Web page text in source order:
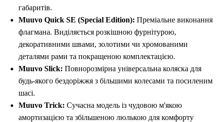
габаритів.
Muuvo Quick SE (Special Edition): Преміальне виконання
флагмана. Виділяється розкішною фурнітурою,
декоративними швами, золотими чи хромованими
деталями рами та покращеною комплектацією.
Muuvo Slick: Повнорозмірна універсальна коляска для
будь-якого бездоріжжя з більшими колесами та посиленим
шасі.
Muuvo Trick: Сучасна модель із чудовою м'якою
амортизацією та збільшеною люлькою для комфорту